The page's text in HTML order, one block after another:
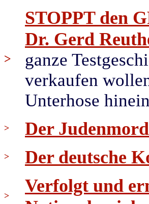
>
STOPPT den
Dr. Gerd
ganze
verkaufen
Unterhose
> Der
> Der deutsche
>
Verfolgt und